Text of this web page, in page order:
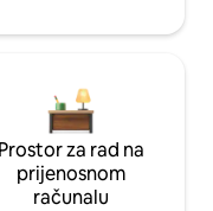
Prostor za rad na
prijenosnom
računalu